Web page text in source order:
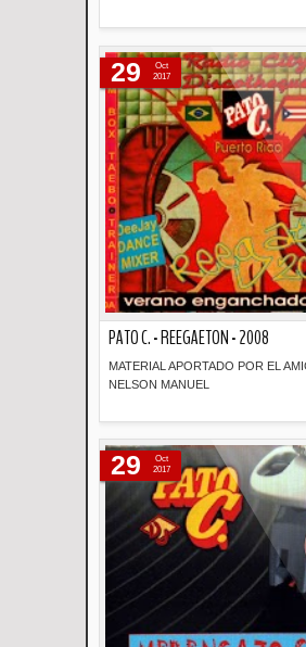
PATO C. - REEGAETON - 2008
MATERIAL APORTADO POR EL
NELSON MANUEL
29
Oct
2017
29
Oct
2017